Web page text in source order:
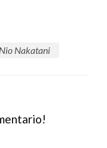
Nio Nakatani